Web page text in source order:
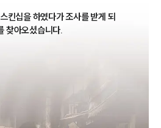
킨십을 하였다가 조사를 받게 되
찾아오셨습니다.